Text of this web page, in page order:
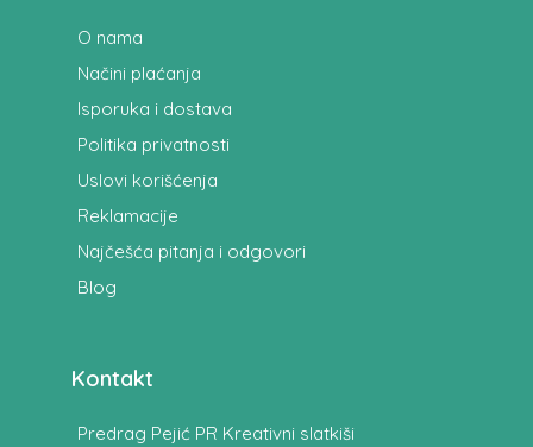
O nama
Načini plaćanja
Isporuka i dostava
Politika privatnosti
Uslovi korišćenja
Reklamacije
Najčešća pitanja i odgovori
Blog
Kontakt
Predrag Pejić PR Kreativni slatkiši